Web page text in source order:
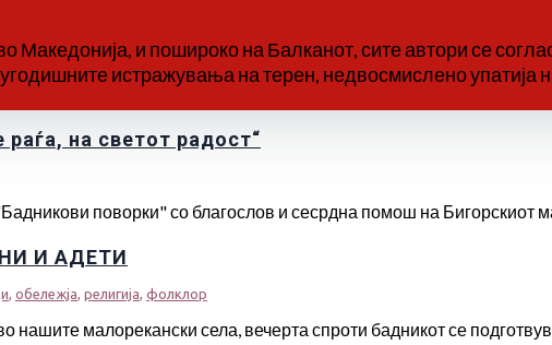
Македонија, и пошироко на Балканот, сите автори се
истражувања на терен, недвосмислено упатија
на светот радост“
поворки" со благослов и сесрдна помош на Бигорскиот
И АДЕТИ
, обележја, религија, фолклор
нашите малорекански села, вечерта спроти бадникот се